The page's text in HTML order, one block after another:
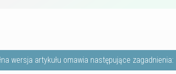
wersja artykułu omawia następujące zagadnienia: